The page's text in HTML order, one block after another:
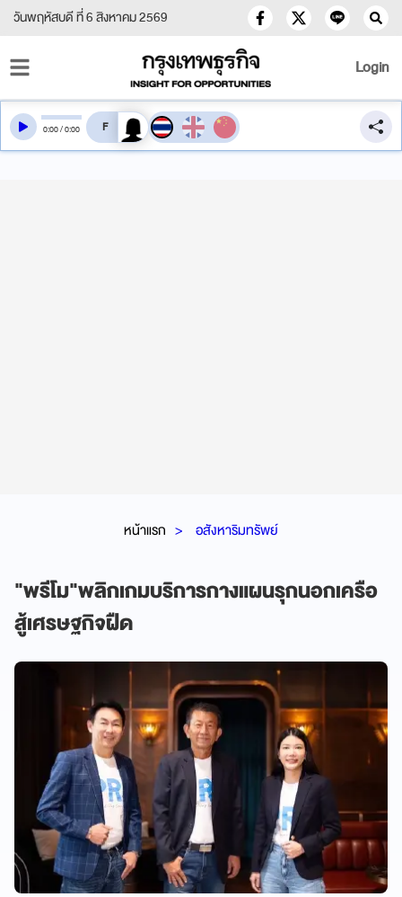
วันพฤหัสบดี ที่ 6 สิงหาคม 2569
Login
หน้าแรก อสังหาริมทรัพย์
"พรีโม"พลิกเกมบริการกางแผนรุกนอกเครือ
สู้เศรษฐกิจฝืด
0:00/0:00 สลับเสียงอ่าน